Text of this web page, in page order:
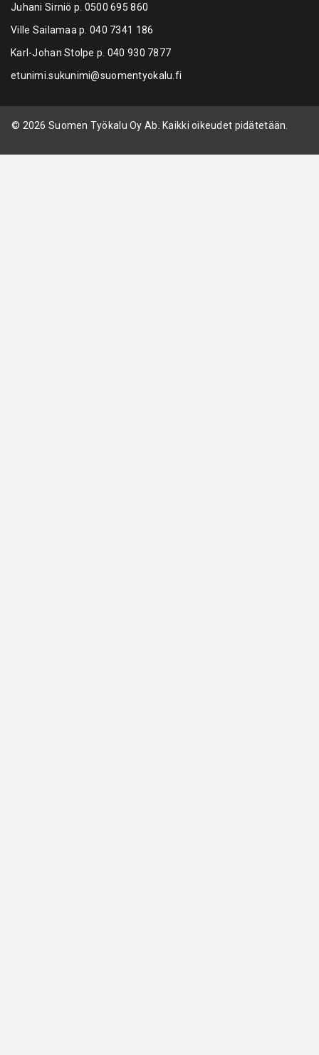
Juhani Sirniö p. 0500 695 860
Ville Sailamaa p.040 7341 186
Karl-Johan Stolpe p. 040 930 7877
etunimi.sukunimi@suomentyokalu.fi
© 2026 Suomen Työkalu Oy Ab. Kaikki oikeudet pidätetään.